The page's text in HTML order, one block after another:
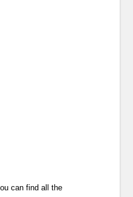
can find all the